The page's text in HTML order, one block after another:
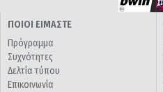
ΠΟΙΟΙ ΕΙΜΑΣΤΕ
Πρόγραμμα
Συχνότητες
Δελτία τύπου
Επικοινωνία